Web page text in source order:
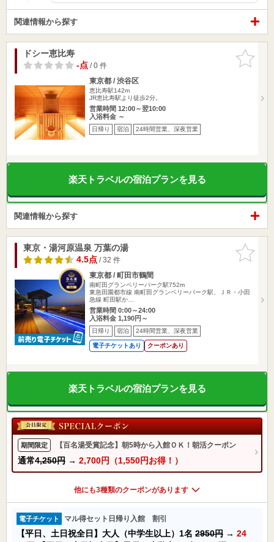
関連情報から探す
お気に入
りに追加
ドシー恵比寿
-点/ 0 件
東京都 / 渋谷区
恵比寿駅142m
JR恵比寿駅より徒歩2分。
営業時間 12:00～翌10:00
入浴料金 ～
日帰り 宿泊 24時間営業、深夜営業
楽天トラベルの宿泊プランを見る
関連情報から探す
お気に入
りに追加
東京・湯河原温泉 万葉の湯
4.5点/ 32 件
東京都 / 町田市鶴間
南町田グランベリーパーク駅752m
東急田園都市線 南町田グランベリーパーク駅、ＪＲ・小田
急線 町田駅か…
営業時間 0:00～24:00
入浴料金 1,190円～
日帰り 宿泊 24時間営業、深夜営業
電子チケットあり クーポンあり
楽天トラベルの宿泊プランを見る
期間限定 【百名湯受賞記念】朝5時から入館ＯＫ！朝活クーポン
通常4,250円 → 2,700円（1,550円お得！）
他にも3種類のクーポンがあります
電子チケット マル得セット日帰り入館 割引
【平日、土日祝全日】大人（中学生以上）1名 2950円 → 24